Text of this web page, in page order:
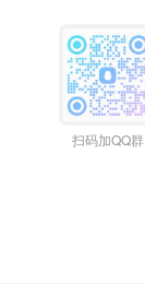
扫码加QQ群